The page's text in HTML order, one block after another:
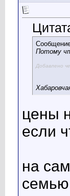
Потому
Добавлено
цены
если
на
семью